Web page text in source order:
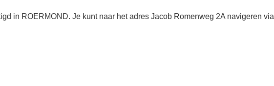
in ROERMOND. Je kunt naar het adres Jacob Romenweg 2A navigeren via